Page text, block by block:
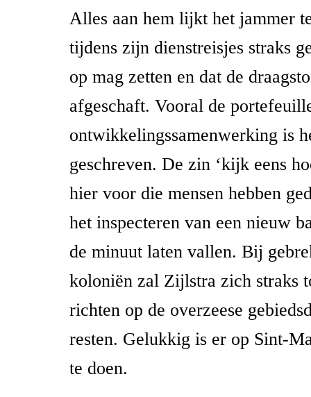
Alles aan hem lijkt het jammer
tijdens zijn dienstreisjes straks
op mag zetten en dat de
afgeschaft. Vooral de
ontwikkelingssamenwerking is
geschreven. De zin ‘kijk eens
hier voor die mensen hebben
het inspecteren van een nieuw
de minuut laten vallen. Bij
koloniën zal Zijlstra zich straks
richten op de overzeese
resten. Gelukkig is er op Sint-
te doen.